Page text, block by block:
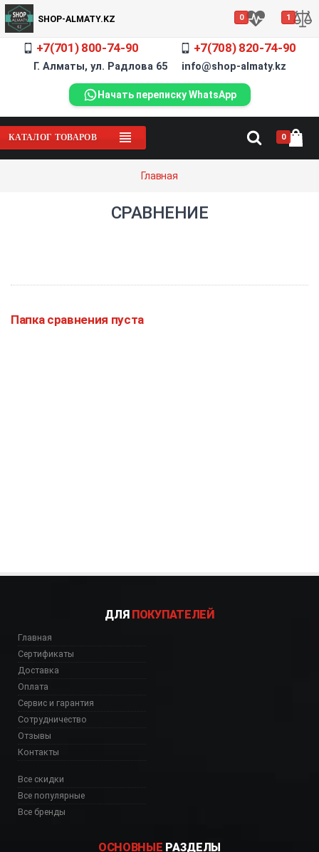
SHOP-ALMATY.KZ 0 1
+7(701) 800-74-90 +7(708) 820-74-90
Г. Алматы, ул. Радлова 65 info@shop-almaty.kz
Начать переписку WhatsApp
КАТАЛОГ ТОВАРОВ 0
Главная
СРАВНЕНИЕ
Папка сравнения пуста
ДЛЯ ПОКУПАТЕЛЕЙ
Главная
Сертификаты
Доставка
Оплата
Сервис и гарантия
Сотрудничество
Отзывы
Контакты
Все скидки
Все популярные
Все бренды
ОСНОВНЫЕ РАЗДЕЛЫ